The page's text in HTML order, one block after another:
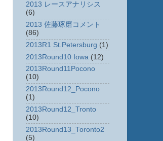
2013 レースアナリシス
(6)
2013 佐藤琢磨コメント
(86)
2013R1 St.Petersburg (1)
2013Round10 Iowa (12)
2013Round11Pocono
(10)
2013Round12_Pocono
(1)
2013Round12_Tronto
(10)
2013Round13_Toronto2
(5)